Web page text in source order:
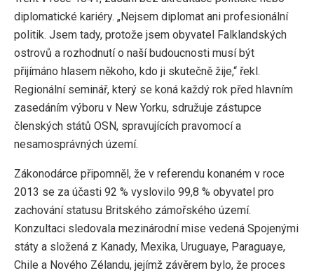
diplomatické kariéry. „Nejsem diplomat ani profesionální
politik. Jsem tady, protože jsem obyvatel Falklandských
ostrovů a rozhodnutí o naší budoucnosti musí být
přijímáno hlasem někoho, kdo ji skutečně žije,“ řekl.
Regionální seminář, který se koná každý rok před hlavním
zasedáním výboru v New Yorku, sdružuje zástupce
členských států OSN, spravujících pravomocí a
nesamosprávných území.
Zákonodárce připomněl, že v referendu konaném v roce
2013 se za účasti 92 % vyslovilo 99,8 % obyvatel pro
zachování statusu Britského zámořského území.
Konzultaci sledovala mezinárodní mise vedená Spojenými
státy a složená z Kanady, Mexika, Uruguaye, Paraguaye,
Chile a Nového Zélandu, jejímž závěrem bylo, že proces